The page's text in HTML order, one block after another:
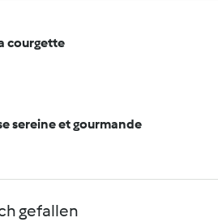
courgette
sereine et gourmande
gefallen